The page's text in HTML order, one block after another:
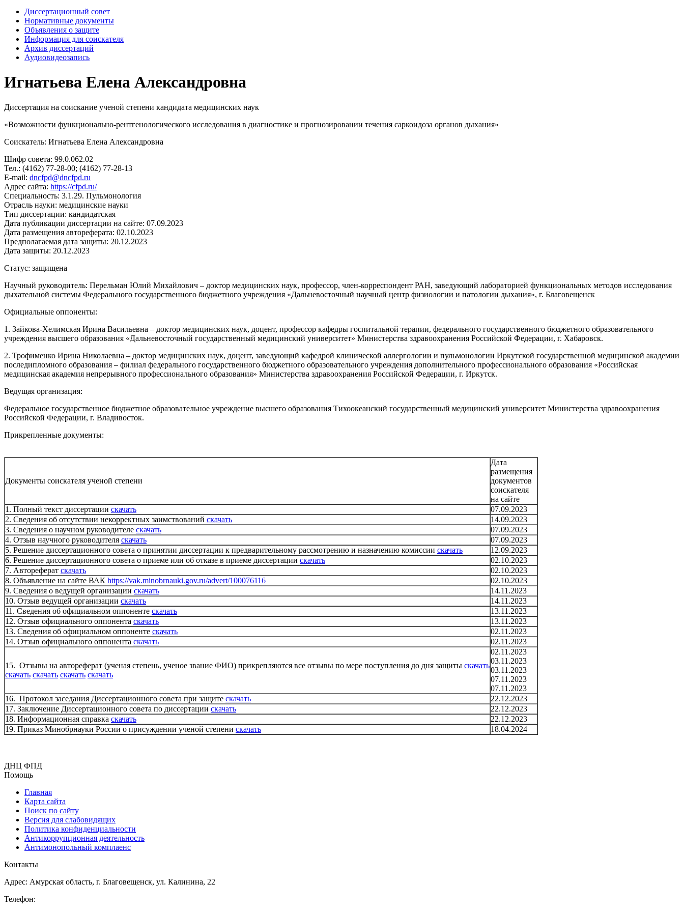
Диссертационный совет
Нормативные документы
Объявления о защите
Информация для соискателя
Архив диссертаций
Аудиовидеозапись
Игнатьева Елена Александровна
Диссертация на соискание ученой степени кандидата медицинских наук
«Возможности функционально-рентгенологического исследования в диагностике и прогнозировании течения саркоидоза органов дыхания»
Соискатель: Игнатьева Елена Александровна
Шифр совета: 99.0.062.02
Тел.: (4162) 77-28-00; (4162) 77-28-13
E-mail: dncfpd@dncfpd.ru
Адрес сайта: https://cfpd.ru/
Специальность: 3.1.29. Пульмонология
Отрасль науки: медицинские науки
Тип диссертации: кандидатская
Дата публикации диссертации на сайте: 07.09.2023
Дата размещения автореферата: 02.10.2023
Предполагаемая дата защиты: 20.12.2023
Дата защиты: 20.12.2023
Статус: защищена
Научный руководитель: Перельман Юлий Михайлович – доктор медицинских наук, профессор, член-корреспондент РАН, заведующий лабораторией функциональных методов исследования
дыхательной системы Федерального государственного бюджетного учреждения «Дальневосточный научный центр физиологии и патологии дыхания», г. Благовещенск
Официальные оппоненты:
1. Зайкова-Хелимская Ирина Васильевна – доктор медицинских наук, доцент, профессор кафедры госпитальной терапии, федерального государственного бюджетного образовательного
учреждения высшего образования «Дальневосточный государственный медицинский университет» Министерства здравоохранения Российской Федерации, г. Хабаровск.
2. Трофименко Ирина Николаевна – доктор медицинских наук, доцент, заведующий кафедрой клинической аллергологии и пульмонологии Иркутской государственной медицинской академии
последипломного образования – филиал федерального государственного бюджетного образовательного учреждения дополнительного профессионального образования «Российская
медицинская академия непрерывного профессионального образования» Министерства здравоохранения Российской Федерации, г. Иркутск.
Ведущая организация:
Федеральное государственное бюджетное образовательное учреждение высшего образования Тихоокеанский государственный медицинский университет Министерства здравоохранения
Российской Федерации, г. Владивосток.
Прикрепленные документы:
Документы соискателя ученой степени
Дата
размещения
документов
соискателя
на сайте
1. Полный текст диссертации скачать
07.09.2023
2. Сведения об отсутствии некорректных заимствований скачать
14.09.2023
3. Сведения о научном руководителе скачать
07.09.2023
4. Отзыв научного руководителя скачать
07.09.2023
5. Решение диссертационного совета о принятии диссертации к предварительному рассмотрению и назначению комиссии скачать
12.09.2023
6. Решение диссертационного совета о приеме или об отказе в приеме диссертации скачать
02.10.2023
7. Автореферат скачать
02.10.2023
8. Объявление на сайте ВАК https://vak.minobrnauki.gov.ru/advert/100076116
02.10.2023
9. Сведения о ведущей организации скачать
14.11.2023
10. Отзыв ведущей организации скачать
14.11.2023
11. Сведения об официальном оппоненте скачать
13.11.2023
12. Отзыв официального оппонента скачать
13.11.2023
13. Сведения об официальном оппоненте скачать
02.11.2023
14. Отзыв официального оппонента скачать 02.11.2023
15. Отзывы на автореферат (ученая степень, ученое звание ФИО) прикрепляются все отзывы по мере поступления до дня защиты скачать
скачать скачать скачать скачать
02.11.2023
03.11.2023
03.11.2023
07.11.2023
07.11.2023
16. Протокол заседания Диссертационного совета при защите скачать
22.12.2023
17. Заключение Диссертационного совета по диссертации скачать
22.12.2023
18. Информационная справка скачать
22.12.2023
19. Приказ Минобрнауки России о присуждении ученой степени скачать 18.04.2024
ДНЦ ФПД
Помощь
Главная
Карта сайта
Поиск по сайту
Версия для слабовидящих
Политика конфиденциальности
Антикоррупционная деятельность
Антимонопольный комплаенс
Контакты
Адрес: Амурская область, г. Благовещенск, ул. Калинина, 22
Телефон: